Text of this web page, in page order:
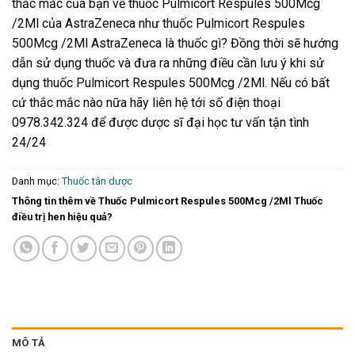
thắc mắc của bạn về thuốc Pulmicort Respules 500Mcg
/2Ml của AstraZeneca như thuốc Pulmicort Respules
500Mcg /2Ml AstraZeneca là thuốc gì? Đồng thời sẽ hướng
dẫn sử dụng thuốc và đưa ra những điều cần lưu ý khi sử
dụng thuốc Pulmicort Respules 500Mcg /2Ml. Nếu có bất
cứ thắc mắc nào nữa hãy liên hệ tới số điện thoại
0978.342.324 để được dược sĩ đại học tư vấn tận tình
24/24
Danh mục: Thuốc tân dược
Thông tin thêm về Thuốc Pulmicort Respules 500Mcg /2Ml Thuốc
điều trị hen hiệu quả?
MÔ TẢ